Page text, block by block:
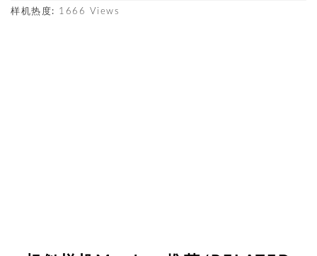
样机热度: 1666 Views